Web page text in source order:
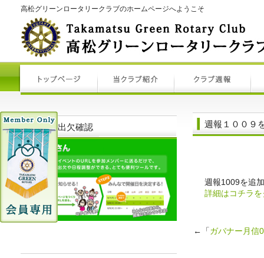
高松グリーンロータリークラブのホームページへようこそ
週報１００９
週報1009を追
詳細はコチラ
←「ガバナー月信
例会出欠確認